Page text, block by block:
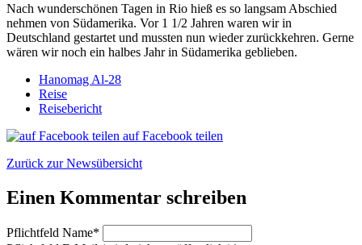
Nach wunderschönen Tagen in Rio hieß es so langsam Abschied
nehmen von Südamerika. Vor 1 1/2 Jahren waren wir in
Deutschland gestartet und mussten nun wieder zurückkehren. Gerne
wären wir noch ein halbes Jahr in Südamerika geblieben.
Hanomag Al-28
Reise
Reisebericht
auf Facebook teilen
Zurück zur Newsübersicht
Einen Kommentar schreiben
Pflichtfeld Name*